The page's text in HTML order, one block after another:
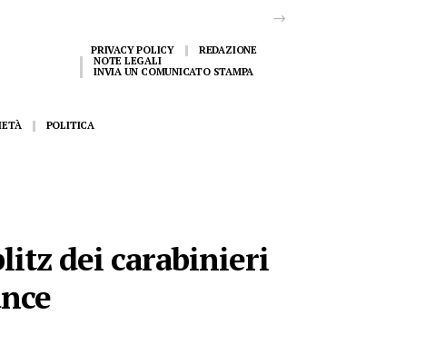
PRIVACY POLICY
REDAZIONE
NOTE LEGALI
INVIA UN COMUNICATO STAMPA
POLITICA
dei carabinieri